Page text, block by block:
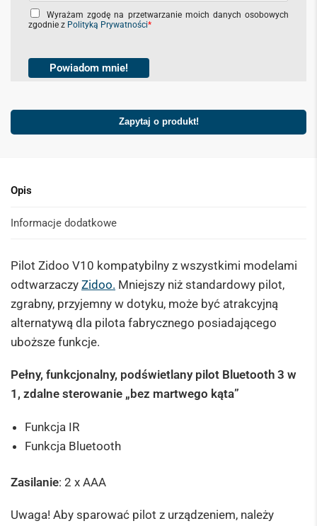
C
h
b
x
s
Wyrażam zgodę na przetwarzanie moich danych osobowych
zgodnie z Polityką Prywatności*
Powiadom mnie!
Zapytaj o produkt!
Opis
Informacje dodatkowe
Pilot Zidoo V10 kompatybilny z wszystkimi modelami
odtwarzaczy Zidoo. Mniejszy niż standardowy pilot,
zgrabny, przyjemny w dotyku, może być atrakcyjną
alternatywą dla pilota fabrycznego posiadającego
uboższe funkcje.
Pełny, funkcjonalny, podświetlany pilot Bluetooth 3 w
1, zdalne sterowanie „bez martwego kąta”
Funkcja IR
Funkcja Bluetooth
Zasilanie: 2 x AAA
Uwaga! Aby sparować pilot z urządzeniem, należy